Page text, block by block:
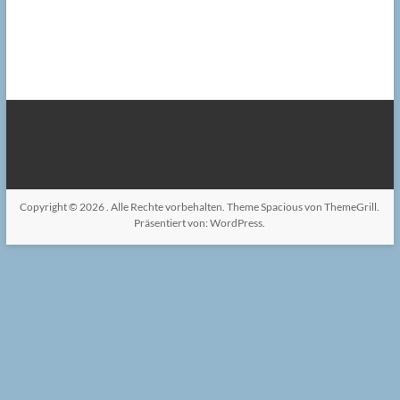
Copyright © 2026. Alle Rechte vorbehalten. ThemeSpaciousvon ThemeGrill.
Präsentiert von:WordPress.